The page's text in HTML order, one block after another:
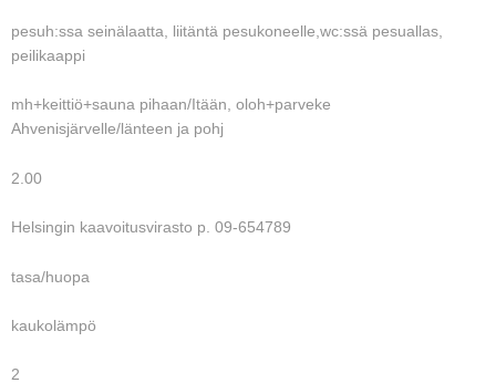
pesuh:ssa seinälaatta, liitäntä pesukoneelle,wc:ssä pesuallas,
peilikaappi
mh+keittiö+sauna pihaan/Itään, oloh+parveke
Ahvenisjärvelle/länteen ja pohj
2.00
Helsingin kaavoitusvirasto p. 09-654789
tasa/huopa
kaukolämpö
2